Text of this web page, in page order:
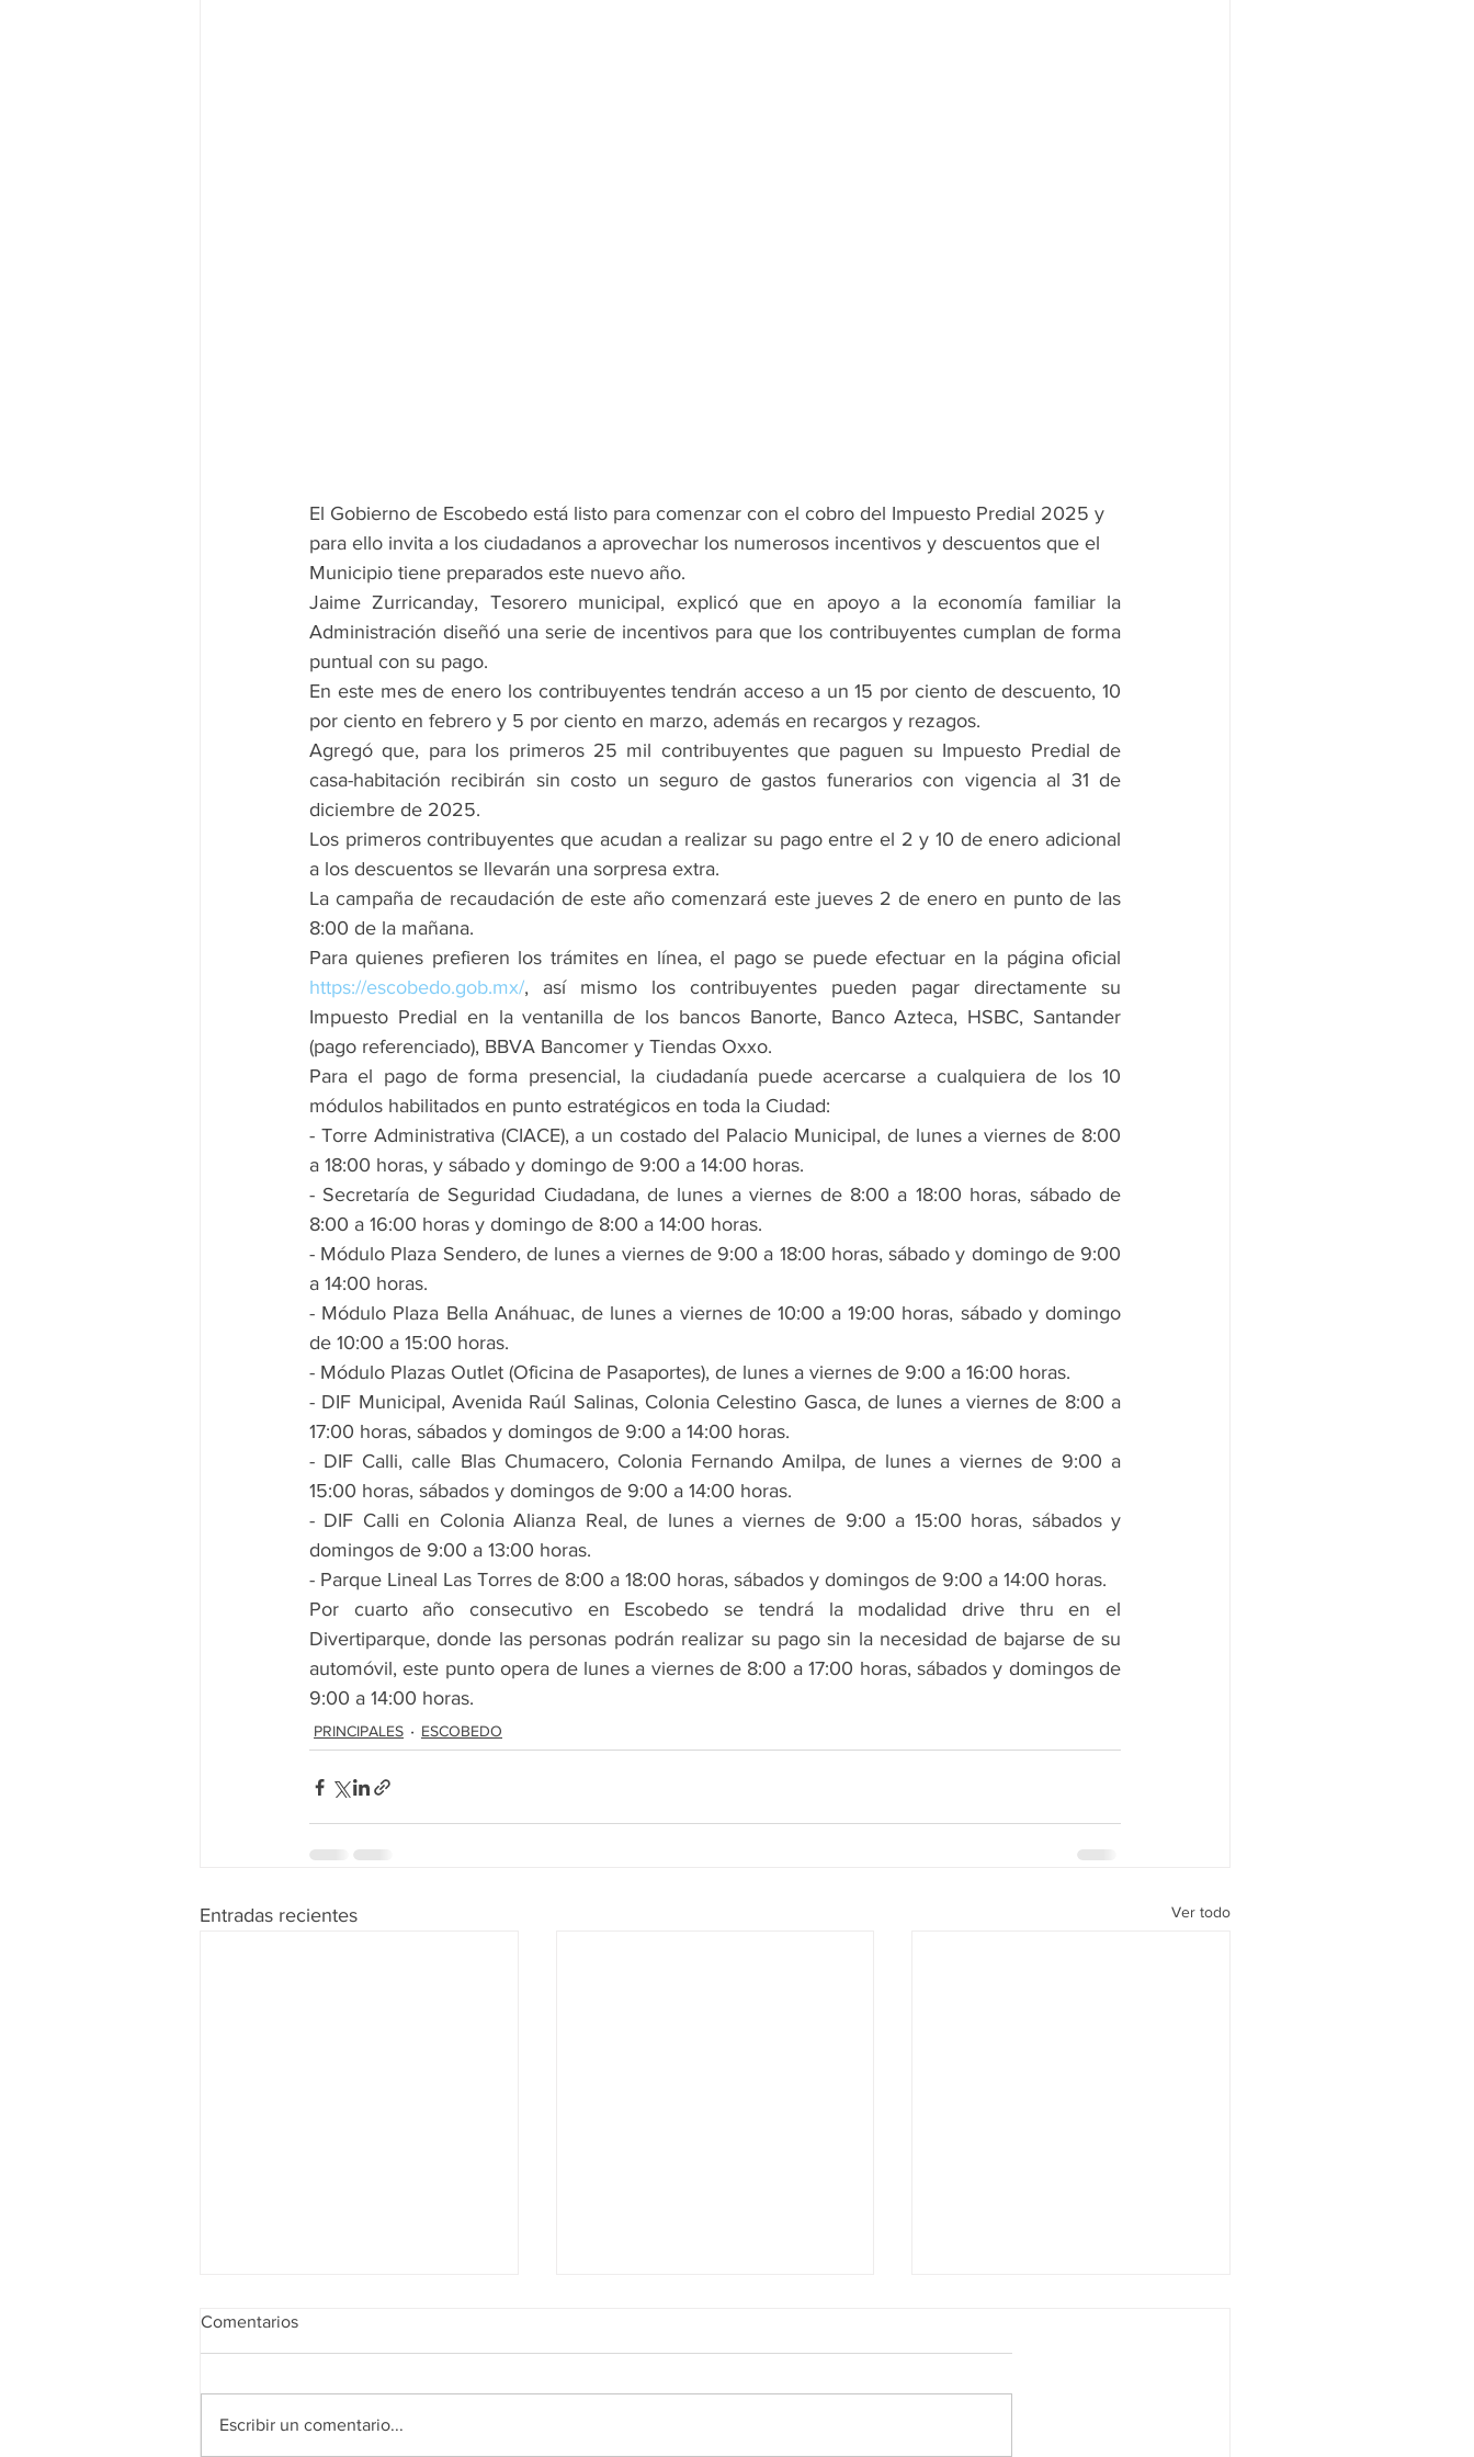
El Gobierno de Escobedo está listo para comenzar con el cobro del Impuesto Predial 2025 y
para ello invita a los ciudadanos a aprovechar los numerosos incentivos y descuentos que el
Municipio tiene preparados este nuevo año.
Jaime Zurricanday, Tesorero municipal, explicó que en apoyo a la economía familiar la
Administración diseñó una serie de incentivos para que los contribuyentes cumplan de forma
puntual con su pago.
En este mes de enero los contribuyentes tendrán acceso a un 15 por ciento de descuento, 10
por ciento en febrero y 5 por ciento en marzo, además en recargos y rezagos.
Agregó que, para los primeros 25 mil contribuyentes que paguen su Impuesto Predial de
casa-habitación recibirán sin costo un seguro de gastos funerarios con vigencia al 31 de
diciembre de 2025.
Los primeros contribuyentes que acudan a realizar su pago entre el 2 y 10 de enero adicional
a los descuentos se llevarán una sorpresa extra.
La campaña de recaudación de este año comenzará este jueves 2 de enero en punto de las
8:00 de la mañana.
https://escobedo.gob.mx/, así mismo los contribuyentes pueden pagar directamente su
Impuesto Predial en la ventanilla de los bancos Banorte, Banco Azteca, HSBC, Santander
(pago referenciado), BBVA Bancomer y Tiendas Oxxo.
Para el pago de forma presencial, la ciudadanía puede acercarse a cualquiera de los 10
módulos habilitados en punto estratégicos en toda la Ciudad:
- Torre Administrativa (CIACE), a un costado del Palacio Municipal, de lunes a viernes de 8:00
a 18:00 horas, y sábado y domingo de 9:00 a 14:00 horas.
- Secretaría de Seguridad Ciudadana, de lunes a viernes de 8:00 a 18:00 horas, sábado de
8:00 a 16:00 horas y domingo de 8:00 a 14:00 horas.
- Módulo Plaza Sendero, de lunes a viernes de 9:00 a 18:00 horas, sábado y domingo de 9:00
a 14:00 horas.
- Módulo Plaza Bella Anáhuac, de lunes a viernes de 10:00 a 19:00 horas, sábado y domingo
de 10:00 a 15:00 horas.
- Módulo Plazas Outlet (Oficina de Pasaportes), de lunes a viernes de 9:00 a 16:00 horas.
- DIF Municipal, Avenida Raúl Salinas, Colonia Celestino Gasca, de lunes a viernes de 8:00 a
17:00 horas, sábados y domingos de 9:00 a 14:00 horas.
- DIF Calli, calle Blas Chumacero, Colonia Fernando Amilpa, de lunes a viernes de 9:00 a
15:00 horas, sábados y domingos de 9:00 a 14:00 horas.
- DIF Calli en Colonia Alianza Real, de lunes a viernes de 9:00 a 15:00 horas, sábados y
domingos de 9:00 a 13:00 horas.
- Parque Lineal Las Torres de 8:00 a 18:00 horas, sábados y domingos de 9:00 a 14:00 horas.
Por cuarto año consecutivo en Escobedo se tendrá la modalidad drive thru en el
Divertiparque, donde las personas podrán realizar su pago sin la necesidad de bajarse de su
automóvil, este punto opera de lunes a viernes de 8:00 a 17:00 horas, sábados y domingos de
9:00 a 14:00 horas.
PRINCIPALES ESCOBEDO
Entradas recientes Ver todo
Realidad de octubre
Comentarios
Escribir un comentario...